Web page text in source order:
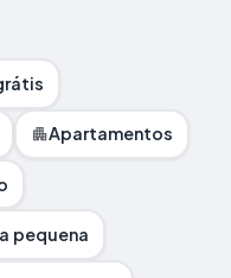
Apartamentos
pequena